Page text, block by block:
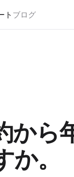
ト ブログ
から
。